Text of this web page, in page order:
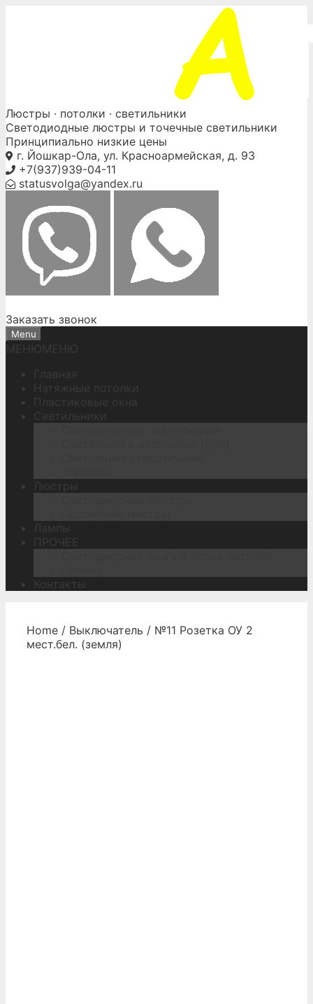
Люстры · потолки · светильники
Светодиодные люстры и точечные светильники
Принципиально низкие цены
г. Йошкар-Ола, ул. Красноармейская, д. 93
+7(937)939-04-11
statusvolga@yandex.ru
Заказать звонок
Menu
МЕНЮМЕНЮ
Главная
Натяжные потолки
Пластиковые окна
Светильники
Люстры
Лампы
ПРОЧЕЕ
Контакты
Home / Выключатель / №11 Розетка ОУ 2
мест.бел. (земля)